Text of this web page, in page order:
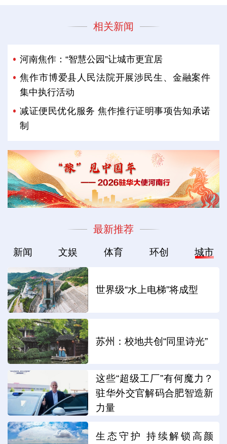
相关新闻
河南焦作：“智慧公园”让城市更宜居
焦作市博爱县人民法院开展涉民生、金融案件
集中执行活动
减证便民优化服务 焦作推行证明事项告知承诺
制
最新推荐
新闻 文娱 体育 环创 城市
世界级“水上电梯”将成型
苏州：校地共创“同里诗光”
这些“超级工厂”有何魔力？
驻华外交官解码合肥智造新
力量
生态守护 持续解锁高颜